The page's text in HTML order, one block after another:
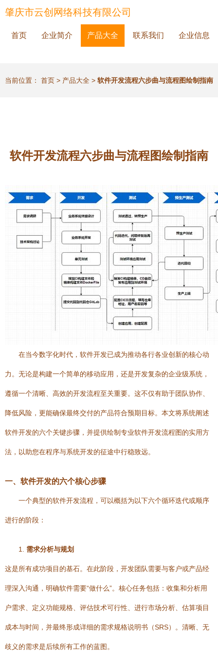
肇庆市云创网络科技有限公司
首页 企业简介 产品大全 联系我们 企业信息
当前位置： 首页 > 产品大全 > 软件开发流程六步曲与流程图绘制指南
软件开发流程六步曲与流程图绘制指南
在当今数字化时代，软件开发已成为推动各行各业创新的核心动
力。无论是构建一个简单的移动应用，还是开发复杂的企业级系统，
遵循一个清晰、高效的开发流程至关重要。这不仅有助于团队协作、
降低风险，更能确保最终交付的产品符合预期目标。本文将系统阐述
软件开发的六个关键步骤，并提供绘制专业软件开发流程图的实用方
法，以助您在程序与系统开发的征途中行稳致远。
一、软件开发的六个核心步骤
一个典型的软件开发流程，可以概括为以下六个循环迭代或顺序
进行的阶段：
1. 需求分析与规划
这是所有成功项目的基石。在此阶段，开发团队需要与客户或产品经
理深入沟通，明确软件需要“做什么”。核心任务包括：收集和分析用
户需求、定义功能规格、评估技术可行性、进行市场分析、估算项目
成本与时间，并最终形成详细的需求规格说明书（SRS）。清晰、无
歧义的需求是后续所有工作的蓝图。